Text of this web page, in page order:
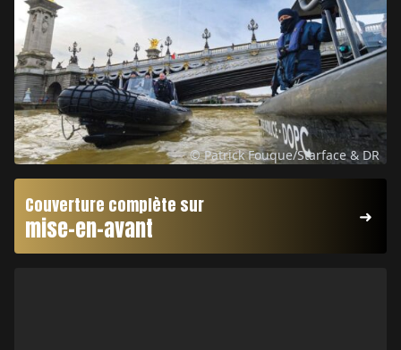
© Patrick Fouque/Starface & DR
Couverture complète sur
mise-en-avant